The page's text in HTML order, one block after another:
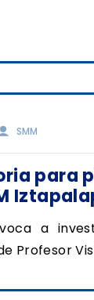
SMM
para
a
Profesor